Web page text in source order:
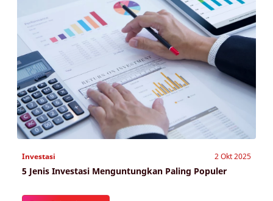
Investasi 2 Okt 2025
5 Jenis Investasi Menguntungkan Paling Populer